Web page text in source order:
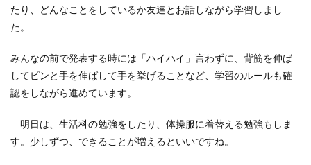
たり、どんなことをしているか友達とお話しながら学習しまし
た。
みんなの前で発表する時には「ハイハイ」言わずに、背筋を伸ば
してピンと手を伸ばして手を挙げることなど、学習のルールも確
認をしながら進めています。
明日は、生活科の勉強をしたり、体操服に着替える勉強もしま
す。少しずつ、できることが増えるといいですね。